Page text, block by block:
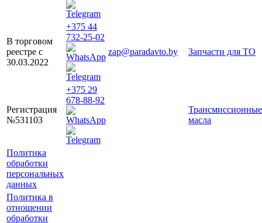
В торговом
реестре с
30.03.2022
+375 44
732-25-02
zap@paradavto.by
Запчасти для ТО
Регистрация
№531103
+375 29
678-88-92
Трансмиссионные
масла
Политика
обработки
персональных
данных
Политика в
отношении
обработки